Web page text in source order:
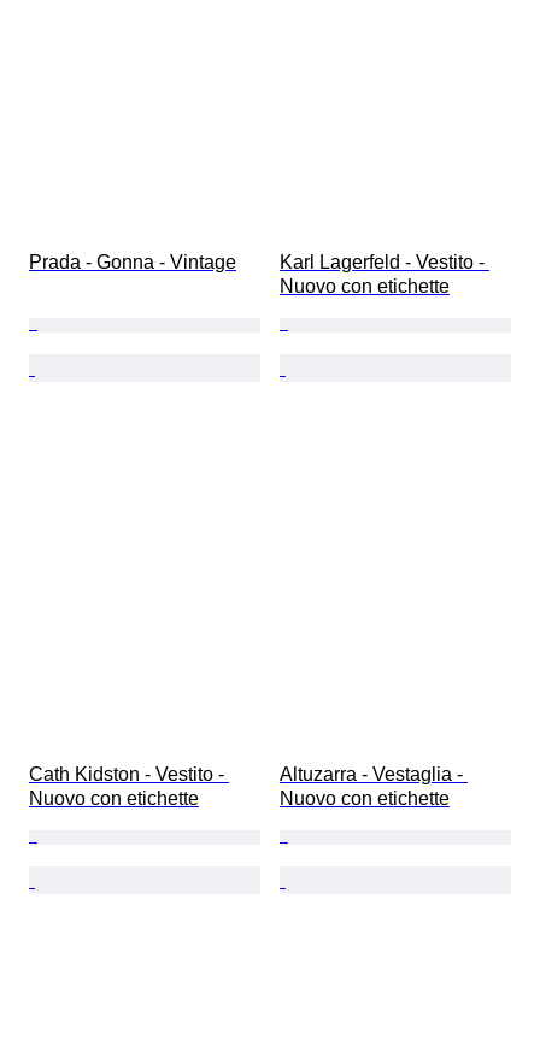
Prada - Gonna - Vintage
Karl Lagerfeld - Vestito -
Nuovo con etichette
Cath Kidston - Vestito -
Nuovo con etichette
Altuzarra - Vestaglia -
Nuovo con etichette